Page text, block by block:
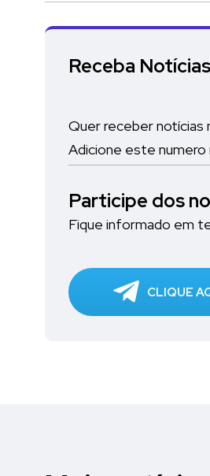
Receba
Quer receber notícias
Adicione este
Participe dos
Fique informado em
CLIQUE